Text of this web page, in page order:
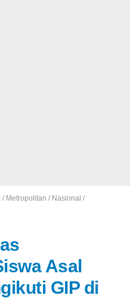
/ Metropolitan / Nasional /
Asal
GIP di